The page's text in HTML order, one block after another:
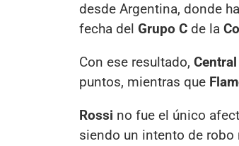
desde Argentina, donde
fecha del Grupo C de la
Con ese resultado,
puntos, mientras que
Rossi no fue el único
siendo un intento de